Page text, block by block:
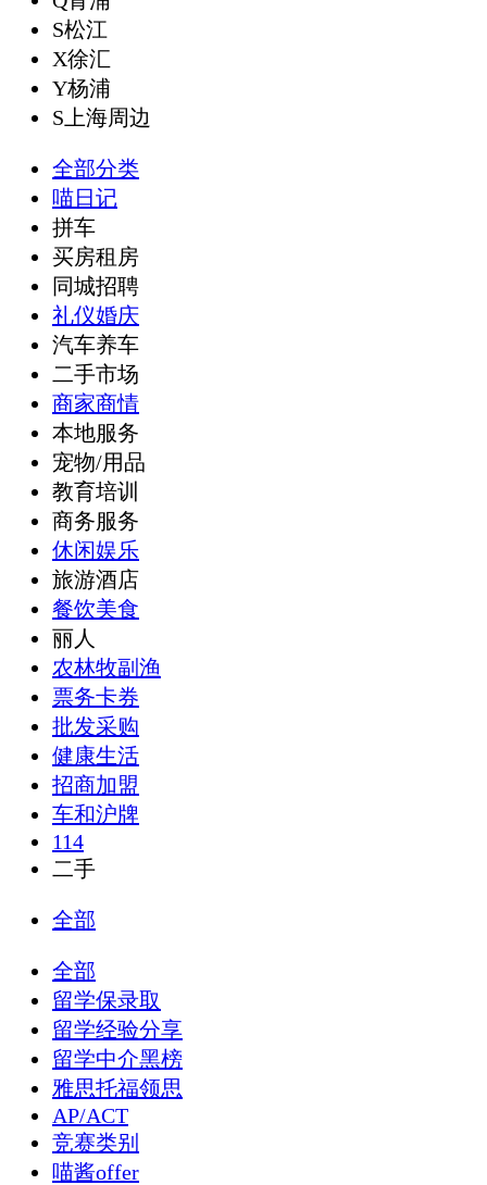
S松江
X徐汇
Y杨浦
S上海周边
全部分类
喵日记
拼车
买房租房
同城招聘
礼仪婚庆
汽车养车
二手市场
商家商情
本地服务
宠物/用品
教育培训
商务服务
休闲娱乐
旅游酒店
餐饮美食
丽人
农林牧副渔
票务卡券
批发采购
健康生活
招商加盟
车和沪牌
114
二手
全部
全部
留学保录取
留学经验分享
留学中介黑榜
雅思托福领思
AP/ACT
竞赛类别
喵酱offer